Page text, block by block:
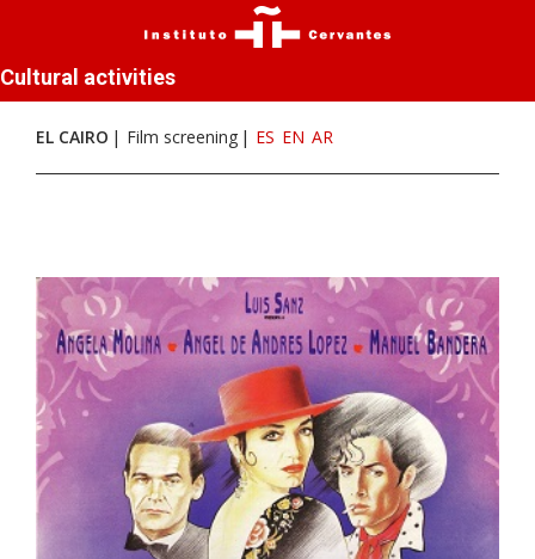
Cultural activities
EL CAIRO Film screening ES EN AR